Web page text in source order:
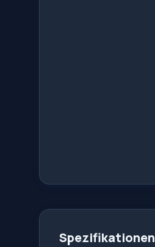
Spezifikationen